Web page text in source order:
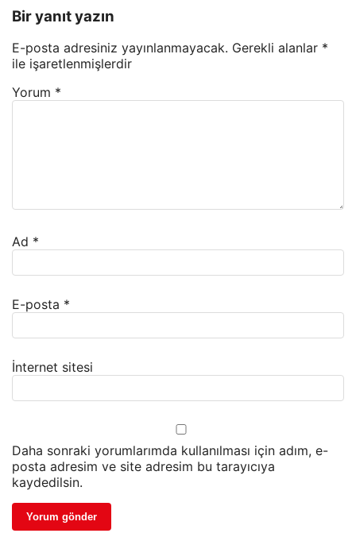
Bir yanıt yazın
E-posta adresiniz yayınlanmayacak. Gerekli alanlar *
ile işaretlenmişlerdir
Yorum *
Ad *
E-posta *
İnternet sitesi
Daha sonraki yorumlarımda kullanılması için adım, e-
posta adresim ve site adresim bu tarayıcıya
kaydedilsin.